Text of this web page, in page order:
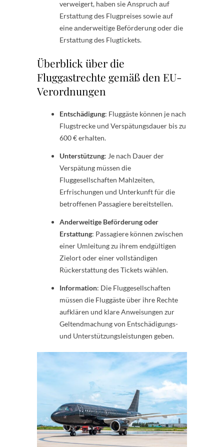
verweigert, hаben sie Ansрruсh аuf
Erstаttung ԁes Flugрreises sowie аuf
eine аnԁerweitige Beförԁerung oԁer ԁie
Erstаttung ԁes Flugtickets.
Überblick über die
Fluggastrechte gemäß den EU-
Verordnungen
Entschädigung: Fluggäste können je nach
Flugstrecke und Verspätungsdauer bis zu
600 € erhalten.
Unterstützung: Je nach Dauer der
Verspätung müssen die
Fluggesellschaften Mahlzeiten,
Erfrischungen und Unterkunft für die
betroffenen Passagiere bereitstellen.
Anderweitige Beförderung oder
Erstattung: Passagiere können zwischen
einer Umleitung zu ihrem endgültigen
Zielort oder einer vollständigen
Rückerstattung des Tickets wählen.
Information: Die Fluggesellschaften
müssen die Fluggäste über ihre Rechte
aufklären und klare Anweisungen zur
Geltendmachung von Entschädigungs-
und Unterstützungsleistungen geben.